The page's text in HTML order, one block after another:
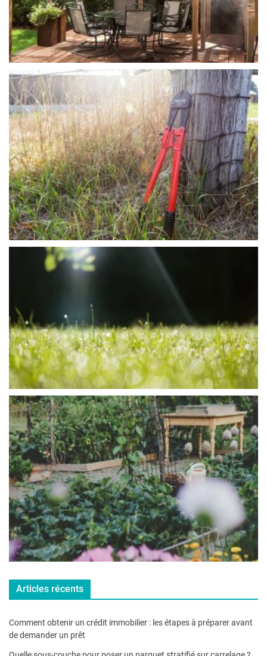
Articles récents
Comment obtenir un crédit immobilier : les étapes à préparer avant
de demander un prêt